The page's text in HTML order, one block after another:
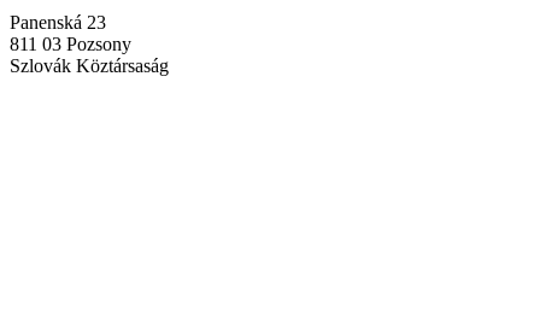
Panenská 23
811 03 Pozsony
Szlovák Köztársaság